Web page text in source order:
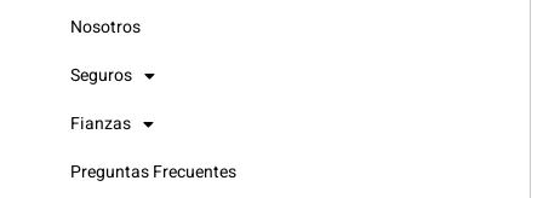
Nosotros
Seguros
Fianzas
Preguntas Frecuentes